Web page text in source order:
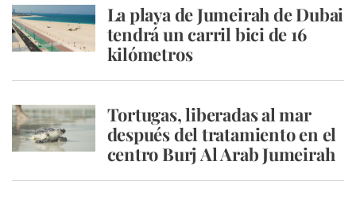
La playa de Jumeirah de Dubai
tendrá un carril bici de 16
kilómetros
Tortugas, liberadas al mar
después del tratamiento en el
centro Burj Al Arab Jumeirah